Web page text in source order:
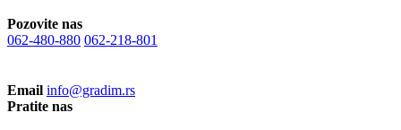
Pozovite nas
062-480-880 062-218-801
Email info@gradim.rs
Pratite nas